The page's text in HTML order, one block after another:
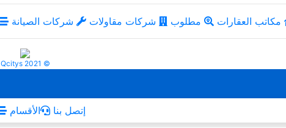
مكاتب العقارات مطلوب شركات مقاولات شركات الصيانة
Qcitys 2021 ©
الأقسام إتصل بنا